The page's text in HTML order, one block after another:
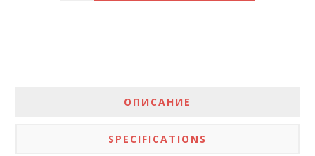
ОПИСАНИЕ
SPECIFICATIONS